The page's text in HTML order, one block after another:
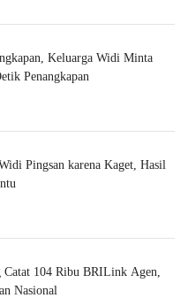
Keluarga Widi Minta
Penangkapan
Pingsan karena Kaget, Hasil
Catat 104 Ribu BRILink Agen,
Nasional